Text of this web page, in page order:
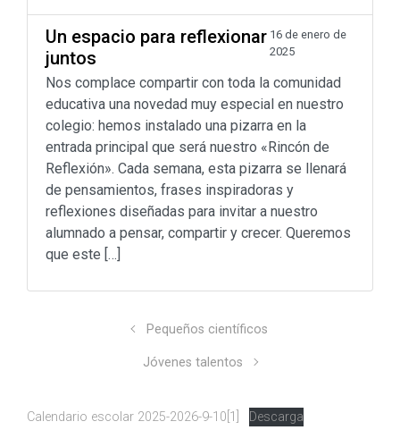
Un espacio para reflexionar
juntos
16 de enero de
2025
Nos complace compartir con toda la comunidad
educativa una novedad muy especial en nuestro
colegio: hemos instalado una pizarra en la
entrada principal que será nuestro «Rincón de
Reflexión». Cada semana, esta pizarra se llenará
de pensamientos, frases inspiradoras y
reflexiones diseñadas para invitar a nuestro
alumnado a pensar, compartir y crecer. Queremos
que este […]
Pequeños científicos
Jóvenes talentos
Calendario escolar 2025-2026-9-10[1] Descarga